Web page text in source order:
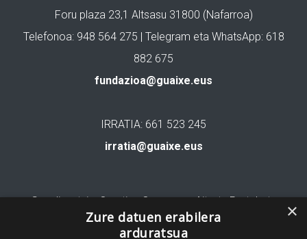
Foru plaza 23,1 Altsasu 31800 (Nafarroa)
Telefonoa: 948 564 275 | Telegram eta WhatsApp: 618
882 675
fundazioa@guaixe.eus
IRRATIA: 661 523 245
irratia@guaixe.eus
Gure lizentzia: Creative Commons Aitortu Partekatu
Codesyntaxek garatua
×
Zure datuen erabilera
arduratsua